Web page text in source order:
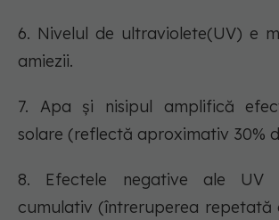
6. Nivelul de ultraviolete(UV) e
amiezii.
7. Apa și nisipul amplifică
solare (reflectă aproximativ 30%
8. Efectele negative ale
cumulativ (întreruperea repetată